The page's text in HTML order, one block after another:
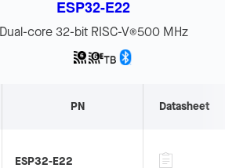
ESP32-E22
Dual-core 32-bit RISC-V®500 MHz
PN Datasheet
ESP32-E22